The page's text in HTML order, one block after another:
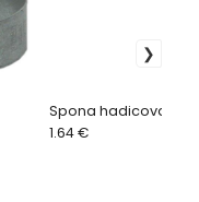
Spona hadicova
1.64 €